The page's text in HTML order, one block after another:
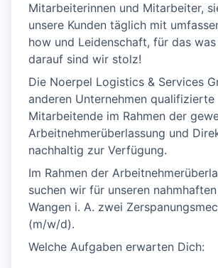
Mitarbeiterinnen und Mitarbeiter,
unsere Kunden täglich mit
how und Leidenschaft, für das
darauf sind wir stolz!
Die Noerpel Logistics & Services
anderen Unternehmen qualifizierte
Mitarbeitende im Rahmen der
Arbeitnehmerüberlassung und
nachhaltig zur Verfügung.
Im Rahmen der
suchen wir für unseren
Wangen i. A. zwei
(m/w/d).
Welche Aufgaben erwarten Dich: